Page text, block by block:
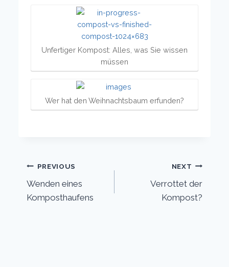
Unfertiger Kompost: Alles, was Sie wissen
müssen
Wer hat den Weihnachtsbaum erfunden?
Post
navigation
PREVIOUS
Wenden eines
Komposthaufens
NEXT
Verrottet der
Kompost?